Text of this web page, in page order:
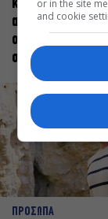
καλλιτέχνης όταν
ανεβαίνει στη
οφείλει να
σταρ
ΠΡΟΣΩΠΑ
or in the site
and cookie